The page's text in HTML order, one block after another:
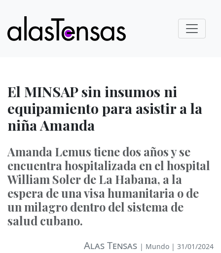
El MINSAP sin insumos ni
equipamiento para asistir a la
niña Amanda
Amanda Lemus tiene dos años y se
encuentra hospitalizada en el hospital
William Soler de La Habana, a la
espera de una visa humanitaria o de
un milagro dentro del sistema de
salud cubano.
Alas Tensas | Mundo | 31/01/2024